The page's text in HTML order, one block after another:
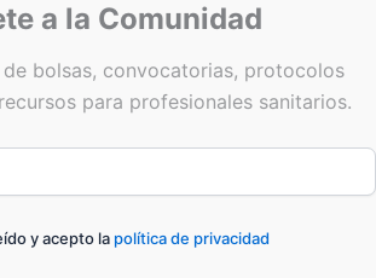
a la Comunidad
de bolsas, convocatorias, protocolos
para profesionales sanitarios.
y acepto la política de privacidad